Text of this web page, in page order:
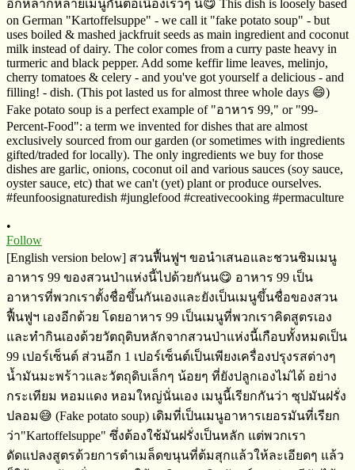
•
Follow
[English version below] สวนฟื้นฟูฯ​ ขอนำเสนอและชวนชิมเมนู
อาหาร​ 99 ของสวนป่าแห่งนี้ไปด้วยกันน😋 อาหาร​ 99​ ​เป็น
อาหารที่พวกเราตั้งชื่อขึ้นกันเองและยังเป็นเมนูขึ้นชื่อของสวน
ฟื้นฟูฯ​ เองอีกด้วย​ โดยอาหาร​ 99​ เป็นเมนูที่พวกเราคิดสูตร​เอง
และทำกินเองด้วยวัตถุดิบหลักจากสวนป่าแห่งนี้เกือบทั้งหมดเป็น​
99​ เปอร์เซ็นต์​ ส่วนอีก​ 1 เปอร์เซ็นต์​เป็นเพียงเครื่องปรุงรสต่างๆ​
น้ำมันมะพร้าว​และวัตถุดิบเล็กๆ​ น้อยๆ​ ที่ยังปลูกเองไม่ได้​ อย่าง​
กระเทียม​ หอมแดง​ หอมใหญ่นั่นเอง เมนูนี้เรียกกันว่า​ ซุปมันฝรั่ง
ปลอม😅​ (Fake potato soup) เดิมที่เป็นเมนูอาหารเยอรมัน​ที่เรียก
ว่า​"Kartoffelsuppe" ซึ่งต้องใช้มันฝรั่งเป็นหลัก​ แต่พวกเรา
ดัดแปลงสูตรด้วยการตำเมล็ดขนุนที่ต้มสุกแล้วให้ละเอียดๆ​ แล้ว